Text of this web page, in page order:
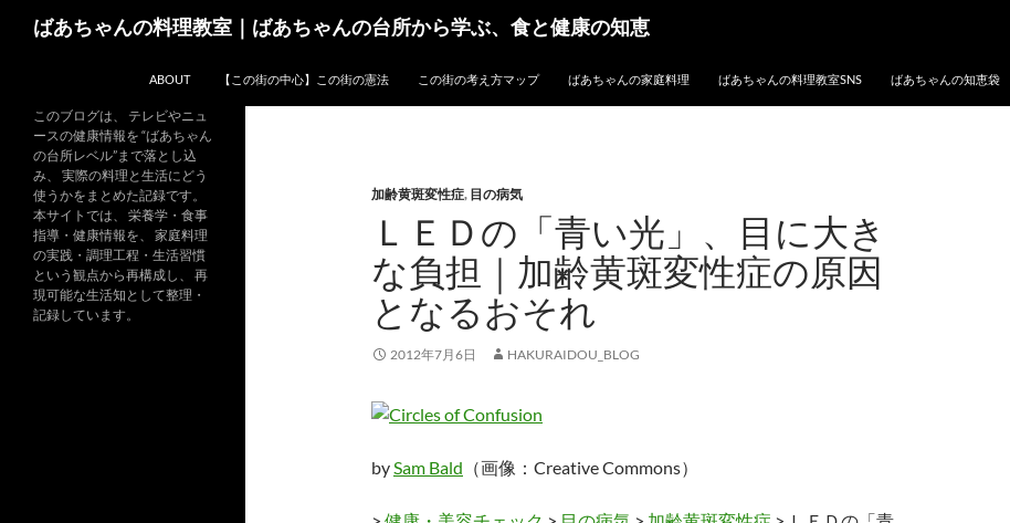
ばあちゃんの料理教室｜ばあちゃんの台所から学ぶ、食と健康の知恵
ABOUT 【この街の中心】この街の憲法 この街の考え方マップ ばあちゃんの家庭料理 ばあちゃんの料理教室SNS ばあちゃんの知恵袋
加齢黄斑変性症, 目の病気
ＬＥＤの「青い光」、目に大き
な負担｜加齢黄斑変性症の原因
となるおそれ
2012年7月6日 HAKURAIDOU_BLOG
bySam Bald （画像：Creative Commons）
このブログは、 テレビやニュ
ースの健康情報を “ばあちゃん
の台所レベル”まで落とし込
み、 実際の料理と生活にどう
使うかをまとめた記録です。
本サイトでは、 栄養学・食事
指導・健康情報を、 家庭料理
の実践・調理工程・生活習慣
という観点から再構成し、 再
現可能な生活知として整理・
記録しています。